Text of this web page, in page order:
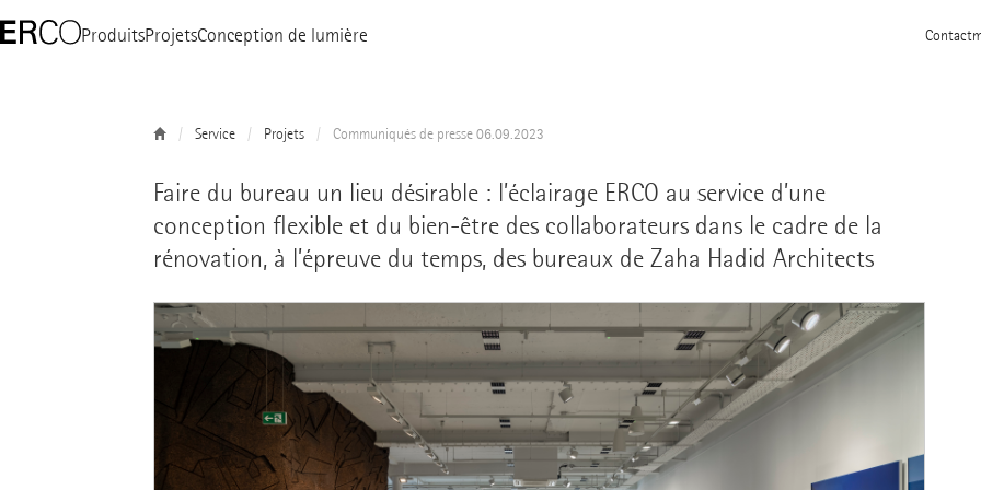
ProduitsProjetsConception de lumière Contact
Service Projets Communiqués de presse 06.09.2023
Faire du bureau un lieu désirable : l’éclairage ERCO au service d’une
conception flexible et du bien-être des collaborateurs dans le cadre de la
rénovation, à l’épreuve du temps, des bureaux de Zaha Hadid Architects